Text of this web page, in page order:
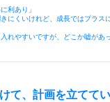
利あり」
にくいけれど、成長ではプラス
れやすいですが、どこか嘘があっ
て、計画を立ててい